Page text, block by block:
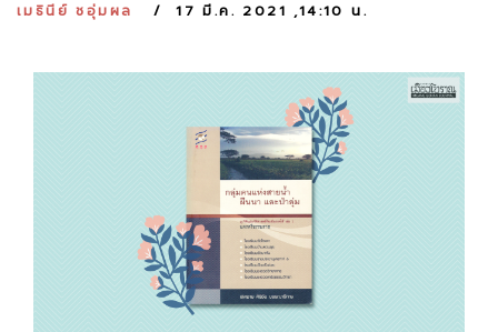
เมธินีย์ ชอุ่มผล 17 มี.ค. 2021 ,14:10 น.